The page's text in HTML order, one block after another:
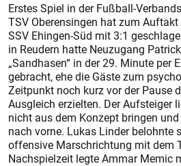
Erstes Spiel in der Fußball-
TSV Oberensingen hat zum
SSV Ehingen-Süd mit 3:1
in Reudern hatte Neuzugang
„Sandhasen“ in der 29. Minute per
gebracht, ehe die Gäste zum
Zeitpunkt noch kurz vor der Pause
Ausgleich erzielten. Der Aufsteiger
nicht aus dem Konzept bringen
nach vorne. Lukas Linder belohnte
offensive Marschrichtung mit dem
Nachspielzeit legte Ammar Memic